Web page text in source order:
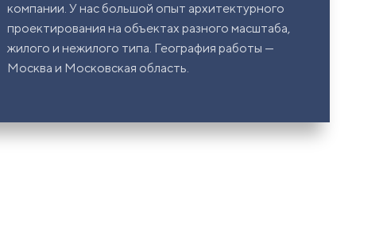
компании. У нас большой опыт архитектурного
проектирования на объектах разного масштаба,
жилого и нежилого типа. География работы —
Москва и Московская область.